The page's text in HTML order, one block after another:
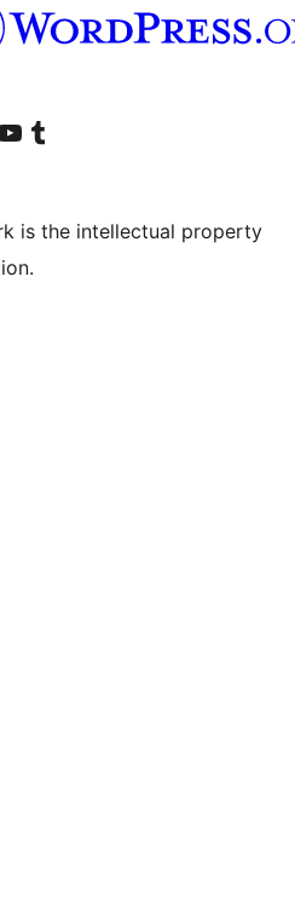
do LinkedIn
do TikTok
nosso canal do YouTube
Acessar nossa conta no Tumblr
is the intellectual property